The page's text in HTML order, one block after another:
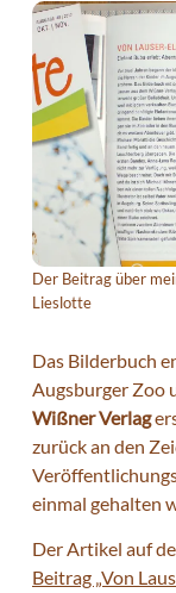
Der Beitrag über
Lieslotte
Das Bilderbuch
Augsburger Zoo
Wißner Verlag
zurück an den
einmal gehalten
Der Artikel auf
Beitrag „Von